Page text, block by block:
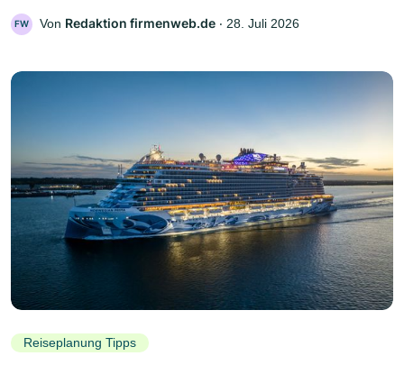
FW Von Redaktion firmenweb.de ‧ 28. Juli 2026
Reiseplanung Tipps